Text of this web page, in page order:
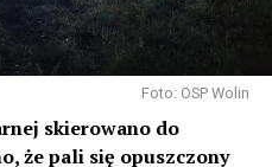
Foto: OSP Wolin
skierowano do
że pali się opuszczony